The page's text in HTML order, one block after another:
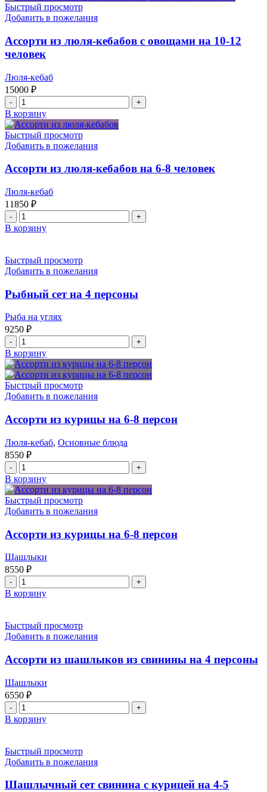
Быстрый просмотр
Добавить в пожелания
Ассорти из люля-кебабов с овощами на 10-12
человек
Люля-кебаб
15000 ₽
Количество
товара
Ассорти
из
люля-
с
овощами
10-
12
человек
В корзину
Быстрый просмотр
Добавить в пожелания
Ассорти из люля-кебабов на 6-8 человек
Люля-кебаб
11850 ₽
Количество
товара
Ассорти
люля-
кебабов
6-
8
человек
В корзину
Быстрый просмотр
Добавить в пожелания
Рыбный сет на 4 персоны
Рыба на углях
9250 ₽
Количество
товара
Рыбный
сет
на
4
В корзину
Быстрый просмотр
Добавить в пожелания
Ассорти из курицы на 6-8 персон
Люля-кебаб, Основные блюда
8550 ₽
Количество
товара
Ассорти
из
курицы
8
В корзину
Быстрый просмотр
Добавить в пожелания
Ассорти из курицы на 6-8 персон
Шашлыки
8550 ₽
Количество
товара
Ассорти
курицы
на
персон
В корзину
Быстрый просмотр
Добавить в пожелания
Ассорти из шашлыков из свинины на 4 персоны
Шашлыки
6550 ₽
Количество
товара
Ассорти
шашлыков
из
на
В корзину
Быстрый просмотр
Добавить в пожелания
Шашлычный сет свинина с курицей на 4-5